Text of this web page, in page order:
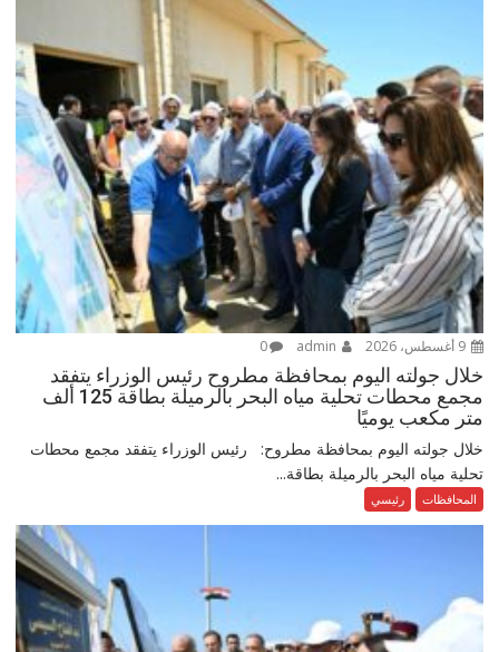
9 أغسطس، 2026 0
خلال جولته اليوم بمحافظة مطروح رئيس الوزراء يتفقد
مجمع محطات تحلية مياه البحر بالرميلة بطاقة 125 ألف
متر مكعب يوميًا
خلال جولته اليوم بمحافظة مطروح: رئيس الوزراء يتفقد مجمع محطات
تحلية مياه البحر بالرميلة بطاقة...
المحافظات رئيسي